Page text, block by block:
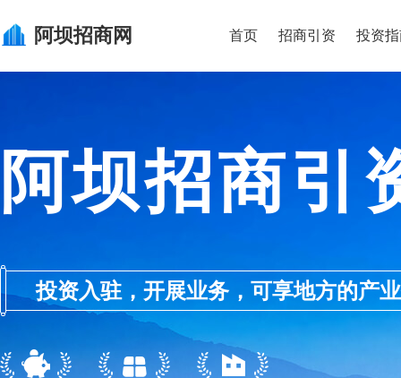
阿坝招商网 首页 招商引资 投资
阿坝招商引
投资入驻，开展业务，可享地方的产